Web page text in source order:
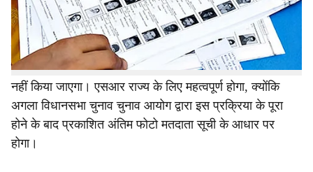
असम के मुख्य निर्वाचन अधिकारी को एक पत्र भेजा।
विशेष मतदाता सूची (एसआर) के कार्यक्रम की घोषणा के साथ, अब
यह स्पष्ट हो गया है कि असम में विशेष गहन पुनरीक्षण (एसआईआर)
नहीं किया जाएगा। एसआर राज्य के लिए महत्वपूर्ण होगा, क्योंकि
अगला विधानसभा चुनाव चुनाव आयोग द्वारा इस प्रक्रिया के पूरा
होने के बाद प्रकाशित अंतिम फोटो मतदाता सूची के आधार पर
होगा।